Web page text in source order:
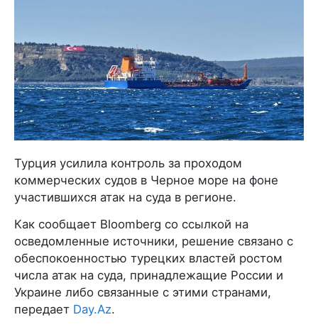
Турция усилила контроль за проходом
коммерческих судов в Черное море на фоне
участившихся атак на суда в регионе.
Как сообщает Bloomberg со ссылкой на
осведомленные источники, решение связано с
обеспокоенностью турецких властей ростом
числа атак на суда, принадлежащие России и
Украине либо связанные с этими странами,
передает Day.Az.